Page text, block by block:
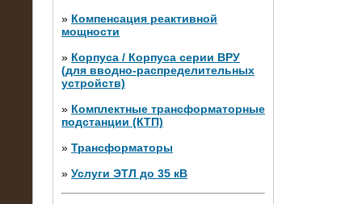
» Компенсация реактивной
мощности
» Корпуса / Корпуса серии ВРУ
(для вводно-распределительных
устройств)
» Комплектные трансформаторные
подстанции (КТП)
» Трансформаторы
» Услуги ЭТЛ до 35 кВ
28.02.2015
Нагрузочные модули 700 кВт (4
штуки)